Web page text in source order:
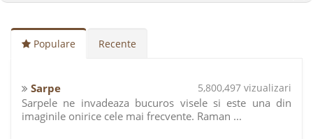
Populare Recente
Sarpe 5,800,497 vizualizari
Sarpele ne invadeaza bucuros visele si este una din
imaginile onirice cele mai frecvente. Raman ...